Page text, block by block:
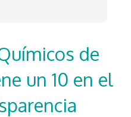
de
un 10 en el